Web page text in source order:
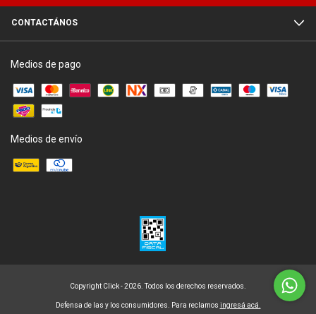
CONTACTÁNOS
Medios de pago
Medios de envío
Copyright Click - 2026. Todos los derechos reservados.
Defensa de las y los consumidores. Para reclamos ingresá acá.